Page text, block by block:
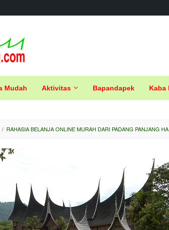
Mudah Aktivitas Bapandapek Kaba
/ RAHASIA BELANJA ONLINE MURAH DARI PADANG PANJANG